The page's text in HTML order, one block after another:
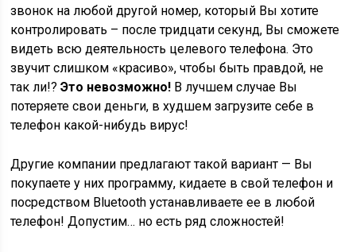
звонок на любой другой номер, который Вы хотите
контролировать – после тридцати секунд, Вы сможете
видеть всю деятельность целевого телефона. Это
звучит слишком «красиво», чтобы быть правдой, не
так ли!?Это невозможно! В лучшем случае Вы
потеряете свои деньги, в худшем загрузите себе в
телефон какой-нибудь вирус!
Другие компании предлагают такой вариант — Вы
покупаете у них программу, кидаете в свой телефон и
посредством Bluetooth устанавливаете ее в любой
телефон! Допустим… но есть ряд сложностей!